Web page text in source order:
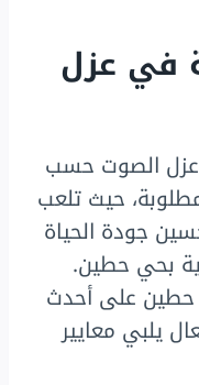
في عزل
عزل الصوت حسب
حيث تلعب
جودة الحياة
بحي حطين.
على أحدث
يلبي معايير